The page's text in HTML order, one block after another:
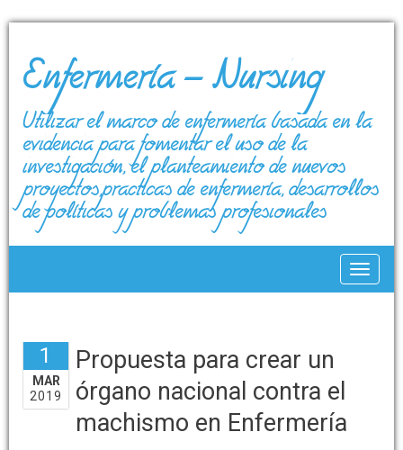
Enfermería – Nursing
Utilizar el marco de enfermería basada en la
evidencia para fomentar el uso de la
investigación, el planteamiento de nuevos
proyectos,prácticas de enfermería, desarrollos
de políticas y problemas profesionales
1
MAR
2019
Propuesta para crear un
órgano nacional contra el
machismo en Enfermería